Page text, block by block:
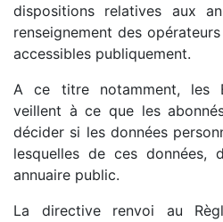
dispositions relatives aux
renseignement des
accessibles publiquement.
A ce titre notamment, les
veillent à ce que les
décider si les données
lesquelles de ces données,
annuaire public.
La directive renvoi au